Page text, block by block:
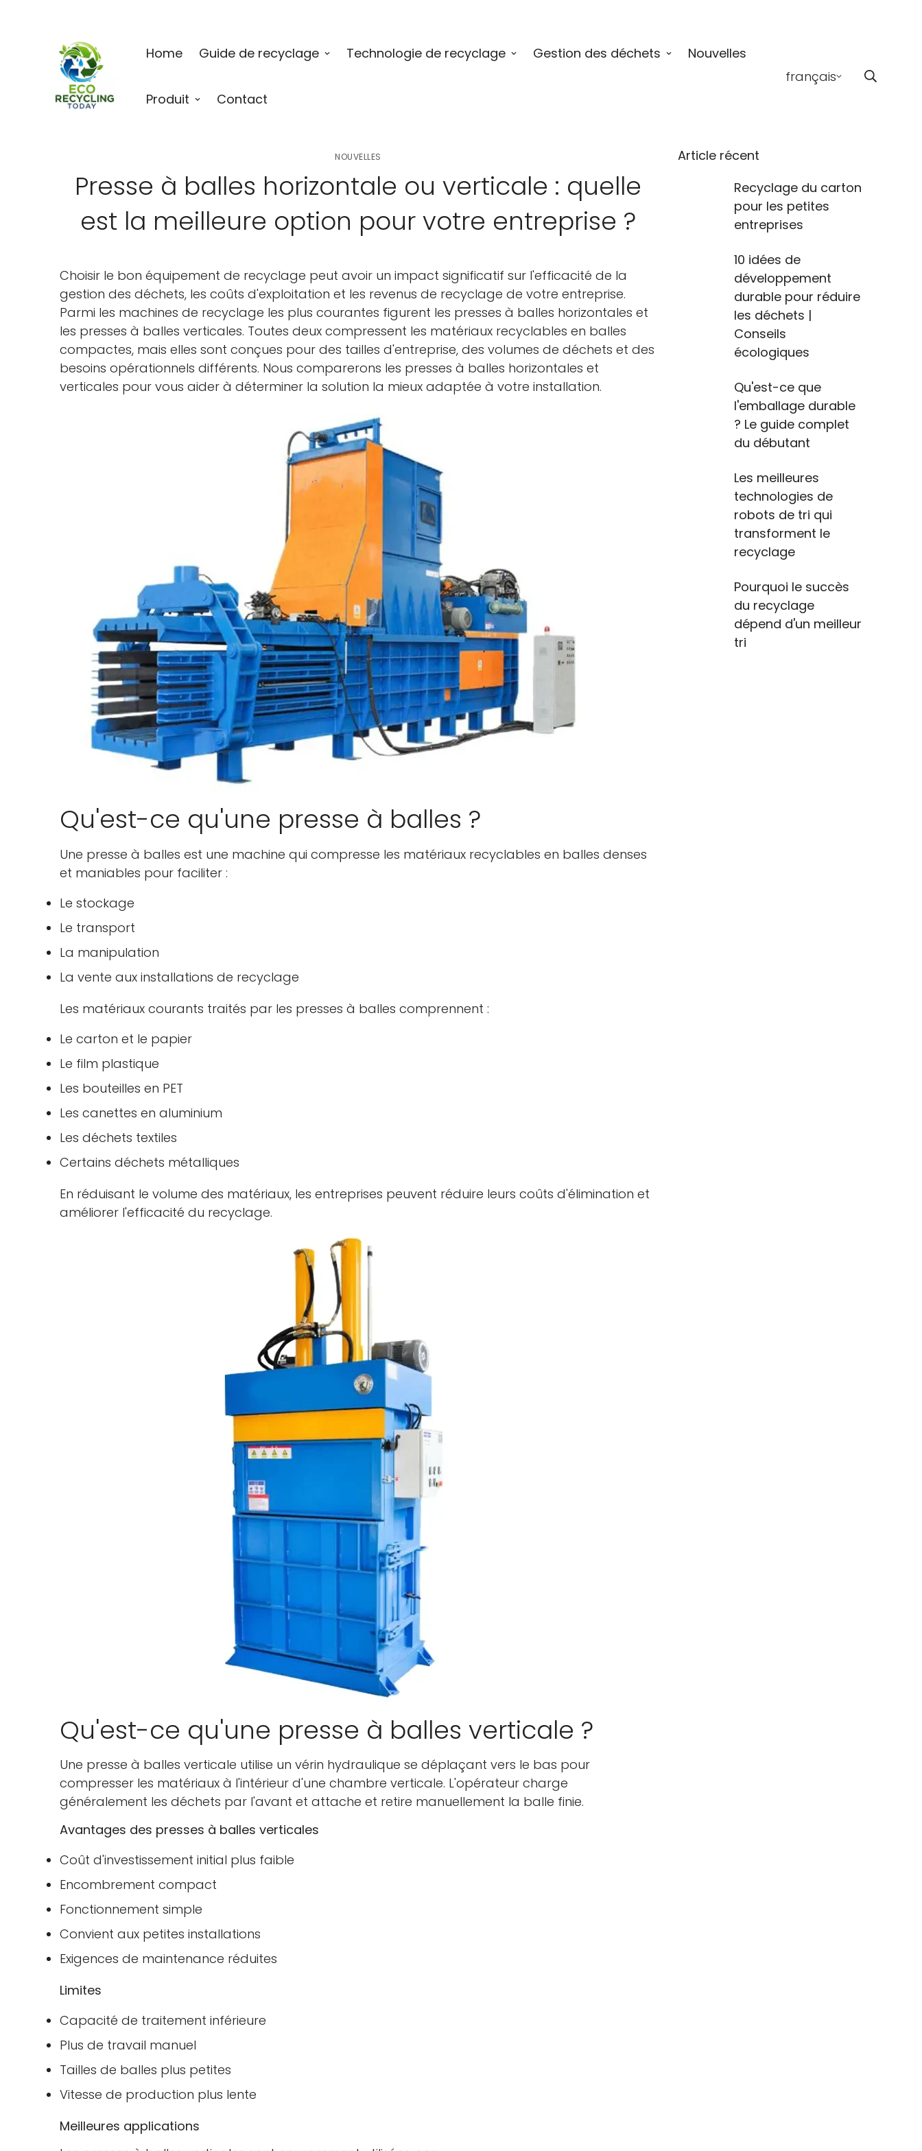
Home Guide de recyclage Technologie de recyclage Gestion des déchets Nouvelles
Produit Contact
français
NOUVELLES
Presse à balles horizontale ou verticale : quelle
est la meilleure option pour votre entreprise ?
Choisir le bon équipement de recyclage peut avoir un impact significatif sur l'efficacité de la
gestion des déchets, les coûts d'exploitation et les revenus de recyclage de votre entreprise.
Parmi les machines de recyclage les plus courantes figurent les presses à balles horizontales et
les presses à balles verticales. Toutes deux compressent les matériaux recyclables en balles
compactes, mais elles sont conçues pour des tailles d'entreprise, des volumes de déchets et des
besoins opérationnels différents. Nous comparerons les presses à balles horizontales et
verticales pour vous aider à déterminer la solution la mieux adaptée à votre installation.
Qu'est-ce qu'une presse à balles ?
Une presse à balles est une machine qui compresse les matériaux recyclables en balles denses
et maniables pour faciliter :
Le stockage
Le transport
La manipulation
La vente aux installations de recyclage
Les matériaux courants traités par les presses à balles comprennent :
Le carton et le papier
Le film plastique
Les bouteilles en PET
Les canettes en aluminium
Les déchets textiles
Certains déchets métalliques
En réduisant le volume des matériaux, les entreprises peuvent réduire leurs coûts d'élimination et
améliorer l'efficacité du recyclage.
Qu'est-ce qu'une presse à balles verticale ?
Une presse à balles verticale utilise un vérin hydraulique se déplaçant vers le bas pour
compresser les matériaux à l'intérieur d'une chambre verticale. L'opérateur charge
généralement les déchets par l'avant et attache et retire manuellement la balle finie.
Avantages des presses à balles verticales
Coût d'investissement initial plus faible
Encombrement compact
Fonctionnement simple
Convient aux petites installations
Exigences de maintenance réduites
Limites
Capacité de traitement inférieure
Plus de travail manuel
Tailles de balles plus petites
Vitesse de production plus lente
Meilleures applications
Article récent
Recyclage du carton
pour les petites
entreprises
10 idées de
développement
durable pour réduire
les déchets |
Conseils
écologiques
Qu'est-ce que
l'emballage durable
? Le guide complet
du débutant
Les meilleures
technologies de
robots de tri qui
transforment le
recyclage
Pourquoi le succès
du recyclage
dépend d'un meilleur
tri
Confirmez votre âge
Avez-vous 18 ans ou plus?
Non, je ne le suis pas